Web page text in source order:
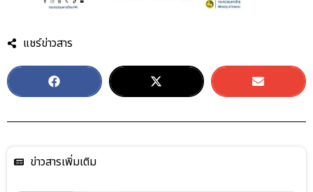
แชร์ข่าวสาร
ข่าวสารเพิ่มเติม